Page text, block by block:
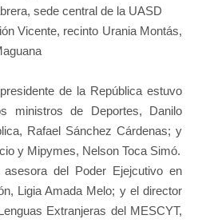
sede central de la UASD
Vicente, recinto Urania Montás,
de la República estuvo
ministros de Deportes, Danilo
Rafael Sánchez Cárdenas; y
y Mipymes, Nelson Toca Simó.
del Poder Ejejcutivo en
Ligia Amada Melo; y el director
Extranjeras del MESCYT,